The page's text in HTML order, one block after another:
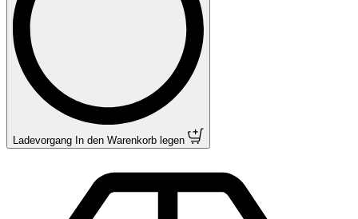
Ladevorgang In den Warenkorb legen